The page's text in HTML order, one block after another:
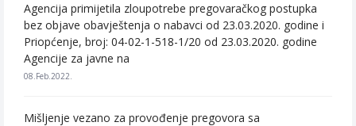
Agencija primijetila zloupotrebe pregovaračkog postupka
bez objave obavještenja o nabavci od 23.03.2020. godine i
Priopćenje, broj: 04-02-1-518-1/20 od 23.03.2020. godine
Agencije za javne na
08.Feb.2022.
Mišljenje vezano za provođenje pregovora sa